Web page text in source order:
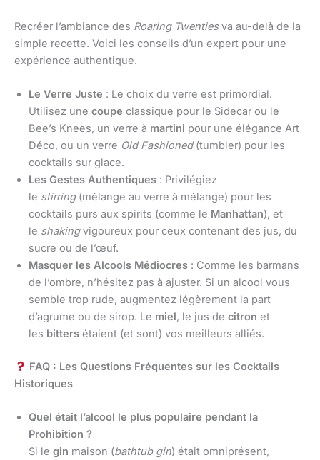
Recréer l’ambiance des Roaring Twentiesva au-delà de la
simple recette. Voici les conseils d’un expert pour une
expérience authentique.
Le Verre Juste : Le choix du verre est primordial.
Utilisez une coupe classique pour le Sidecar ou le
Bee’s Knees, un verre à martini pour une élégance Art
Déco, ou un verre Old Fashioned(tumbler) pour les
cocktails sur glace.
Les Gestes Authentiques : Privilégiez
le stirring(mélange au verre à mélange) pour les
cocktails purs aux spirits (comme le Manhattan), et
le shakingvigoureux pour ceux contenant des jus, du
sucre ou de l’œuf.
Masquer les Alcools Médiocres : Comme les barmans
de l’ombre, n’hésitez pas à ajuster. Si un alcool vous
semble trop rude, augmentez légèrement la part
d’agrume ou de sirop. Le miel, le jus de citron et
les bitters étaient (et sont) vos meilleurs alliés.
FAQ : Les Questions Fréquentes sur les Cocktails
Historiques
Quel était l’alcool le plus populaire pendant la
Prohibition ?
Si le gin maison (bathtub gin) était omniprésent,